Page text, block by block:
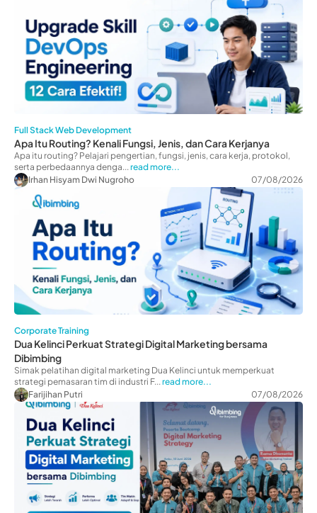
Full Stack Web Development
Apa Itu Routing? Kenali Fungsi, Jenis, dan Cara Kerjanya
Apa itu routing? Pelajari pengertian, fungsi, jenis, cara kerja, protokol,
serta perbedaannya denga... read more...
Irhan Hisyam Dwi Nugroho
07/08/2026
Corporate Training
Dua Kelinci Perkuat Strategi Digital Marketing bersama
Dibimbing
Simak pelatihan digital marketing Dua Kelinci untuk memperkuat
strategi pemasaran tim di industri F... read more...
Farijihan Putri
07/08/2026